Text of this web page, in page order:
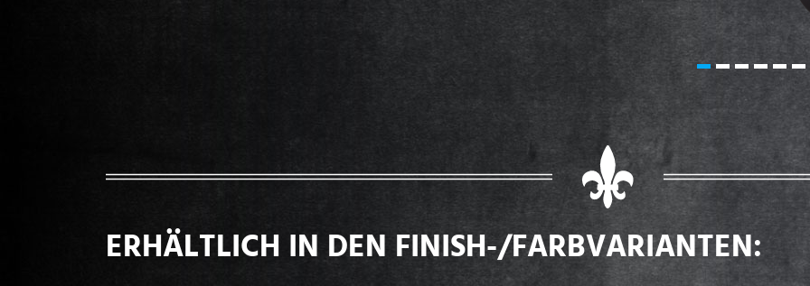
ERHÄLTLICH IN DEN FINISH-/FARBVARIANTEN: